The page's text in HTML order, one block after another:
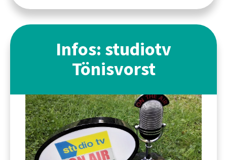
Infos: studiotv
Tönisvorst